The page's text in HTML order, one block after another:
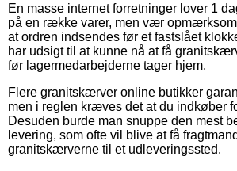
En masse internet forretninger lover 1
på en række varer, men vær
at ordren indsendes før et fastslået
har udsigt til at kunne nå at få
før lagermedarbejderne tager hjem.
Flere granitskærver online butikker
men i reglen kræves det at du indkøber
Desuden burde man snuppe den mest
levering, som ofte vil blive at få
granitskærverne til et udleveringssted.